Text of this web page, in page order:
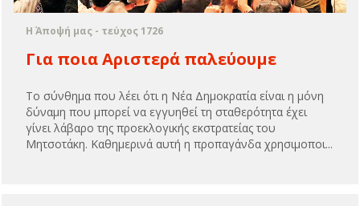
Η Άποψή μας - τεύχος 1726
Για ποια Αριστερά παλεύουμε
Το σύνθημα που λέει ότι η Νέα Δημοκρατία είναι η μόνη
δύναμη που μπορεί να εγγυηθεί τη σταθερότητα έχει
γίνει λάβαρο της προεκλογικής εκστρατείας του
Μητσοτάκη. Καθημερινά αυτή η προπαγάνδα χρησιμοποι...